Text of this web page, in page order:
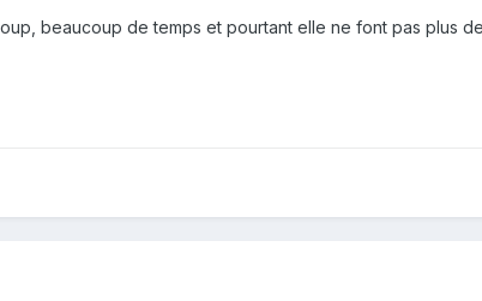
beaucoup de temps et pourtant elle ne font pas plus de